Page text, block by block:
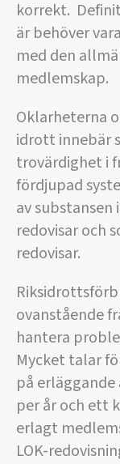
korrekt.
är behöver
med den
medlemskap.
Oklarheterna
idrott innebär
trovärdighet i
fördjupad
av
redovisar och
redovisar.
ovanstående
hantera
Mycket talar
på erläggande
per år och ett
erlagt
LOK-